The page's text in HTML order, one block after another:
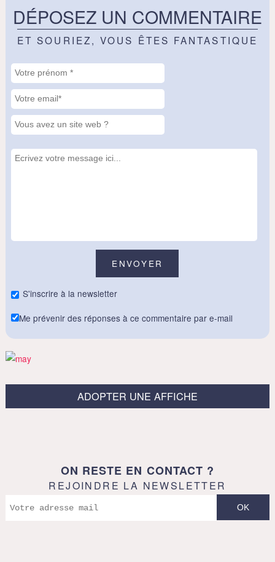
DÉPOSEZ UN COMMENTAIRE
ET SOURIEZ, VOUS ÊTES FANTASTIQUE
S'inscrire à la newsletter
Me prévenir des réponses à ce commentaire par e-mail
ADOPTER UNE AFFICHE
ON RESTE EN CONTACT ?
REJOINDRE LA NEWSLETTER